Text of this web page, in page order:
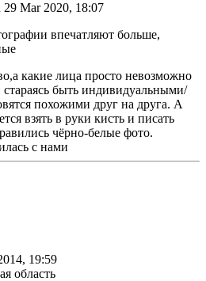
29 Mar 2020, 18:07
впечатляют больше,
какие лица просто невозможно
стараясь быть индивидуальными/
похожими друг на друга. А
взять в руки кисть и писать
чёрно-белые фото.
с нами
19:59
область